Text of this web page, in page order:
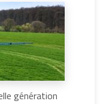
génération